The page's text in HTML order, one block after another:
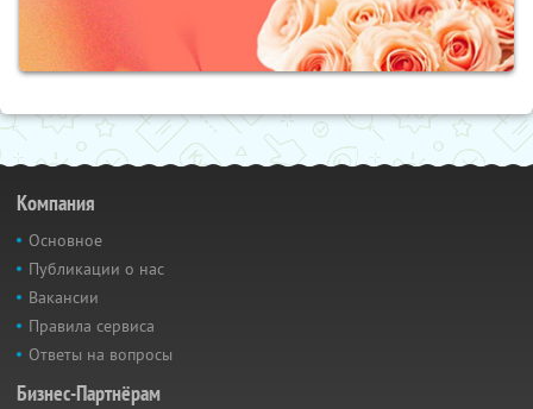
Компания
Основное
Публикации о нас
Вакансии
Правила сервиса
Ответы на вопросы
Бизнес-Партнёрам